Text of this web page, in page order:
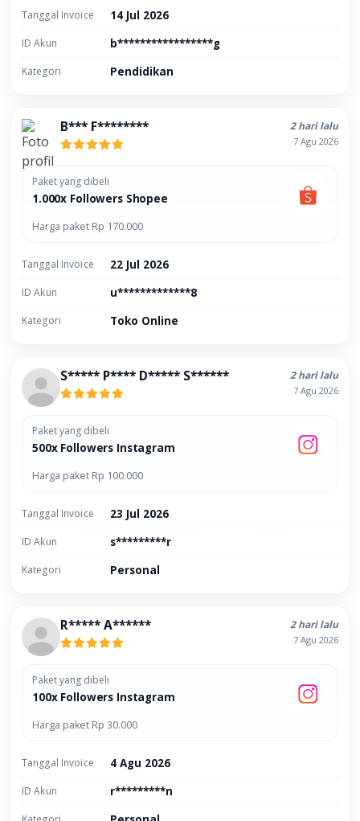
Tanggal Invoice 14 Jul 2026
ID Akun b*****************g
Kategori Pendidikan
B*** F******** 2 hari lalu
7 Agu 2026
Paket yang dibeli
1.000x Followers Shopee
Harga paket Rp 170.000
Tanggal Invoice 22 Jul 2026
ID Akun u*************8
Kategori Toko Online
S***** P**** D***** S****** 2 hari lalu
7 Agu 2026
Paket yang dibeli
500x Followers Instagram
Harga paket Rp 100.000
Tanggal Invoice 23 Jul 2026
ID Akun s*********r
Kategori Personal
R***** A****** 2 hari lalu
7 Agu 2026
Paket yang dibeli
100x Followers Instagram
Harga paket Rp 30.000
Tanggal Invoice 4 Agu 2026
ID Akun r*********n